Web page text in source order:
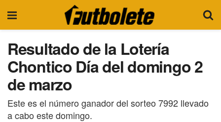
Resultado de la Lotería
Chontico Día del domingo 2
de marzo
Este es el número ganador del sorteo 7992 llevado
a cabo este domingo.